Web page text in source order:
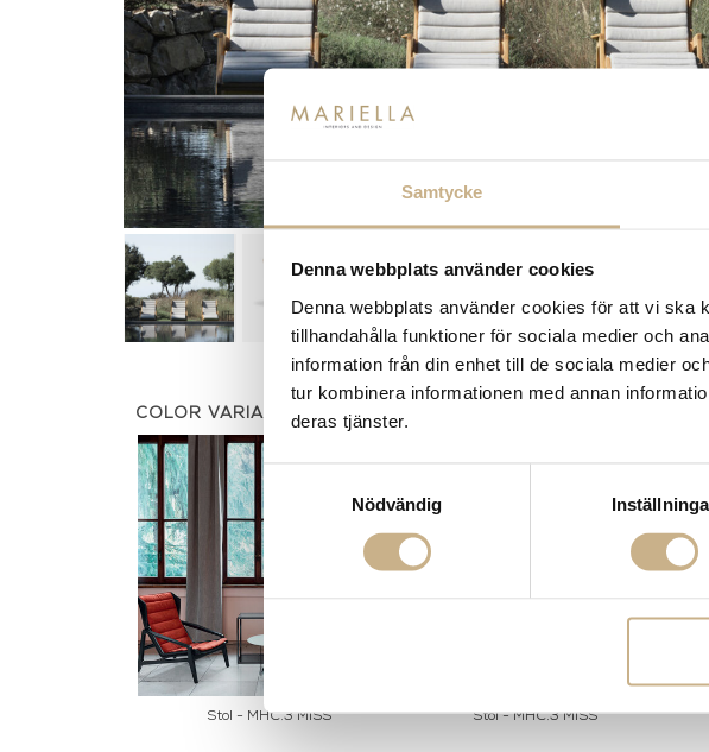
Samtycke
Denna webbplats använder cookies
Denna webbplats använder cookies för att vi ska
tillhandahålla funktioner för sociala medier och
information från din enhet till de sociala medier
tur kombinera informationen med annan
deras tjänster.
Samtyckesval
Nödvändig
COLOR VARIANTS
Stol - MHC.3 MISS Stol - MHC.3 MISS